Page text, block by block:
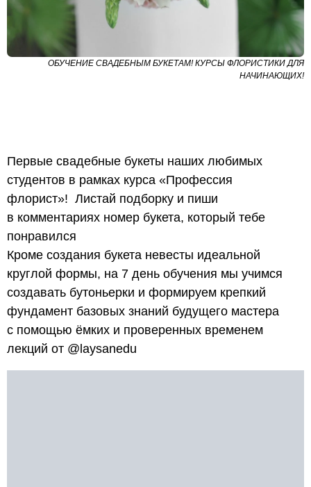
ОБУЧЕНИЕ СВАДЕБНЫМ БУКЕТАМ! КУРСЫ ФЛОРИСТИКИ ДЛЯ
НАЧИНАЮЩИХ!
Первые свадебные букеты наших любимых
студентов в рамках курса «Профессия
флорист»! Листай подборку и пиши
в комментариях номер букета, который тебе
понравился
Кроме создания букета невесты идеальной
круглой формы, на 7 день обучения мы учимся
создавать бутоньерки и формируем крепкий
фундамент базовых знаний будущего мастера
с помощью ёмких и проверенных временем
лекций от @laysanedu